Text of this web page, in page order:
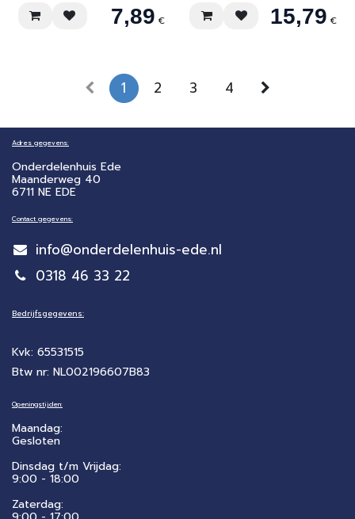
Rowenta (de meeste modellen)
Princess Bestron 7,89 €
modellen) 15,79 €
1 2 3 4
Adres gegevens:
Onderdelenhuis Ede
Maanderweg 40
6711 NE EDE
Contact gegevens:
info@onderdelenhuis-ede.nl
0318 46 33 22
Bedrijfsgegevens:
Kvk: 65531515
Btw nr: NL002196607B83
Openingstijden:
Maandag:
Gesloten
Dinsdag t/m Vrijdag:
9:00 - 18:00
Zaterdag: